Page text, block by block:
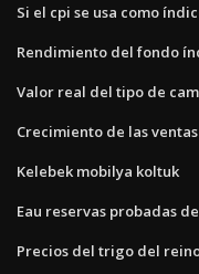
Si el cpi se usa como
Rendimiento del fondo
Valor real del tipo de
Crecimiento de las
Kelebek mobilya koltuk
Eau reservas probadas
Precios del trigo del